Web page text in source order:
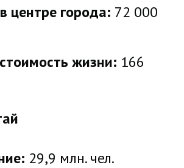
центре города: 72 000
жизни: 166
29,9 млн. чел.